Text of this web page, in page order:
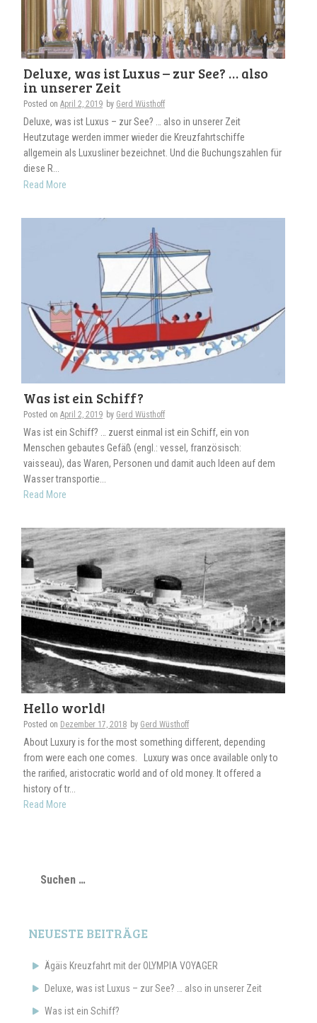
Deluxe, was ist Luxus – zur See? … also
in unserer Zeit
Posted on April 2, 2019 by Gerd Wüsthoff
Deluxe, was ist Luxus – zur See? … also in unserer Zeit
Heutzutage werden immer wieder die Kreuzfahrtschiffe
allgemein als Luxusliner bezeichnet. Und die Buchungszahlen für
diese R...
Read More
Was ist ein Schiff?
Posted on April 2, 2019 by Gerd Wüsthoff
Was ist ein Schiff? … zuerst einmal ist ein Schiff, ein von
Menschen gebautes Gefäß (engl.: vessel, französisch:
vaisseau), das Waren, Personen und damit auch Ideen auf dem
Wasser transportie...
Read More
Hello world!
Posted on Dezember 17, 2018 by Gerd Wüsthoff
About Luxury is for the most something different, depending
from were each one comes. Luxury was once available only to
the rarified, aristocratic world and of old money. It offered a
history of tr...
Read More
nach:
NEUESTE BEITRÄGE
Ägäis Kreuzfahrt mit der OLYMPIA VOYAGER
Deluxe, was ist Luxus – zur See? … also in unserer Zeit
Was ist ein Schiff?